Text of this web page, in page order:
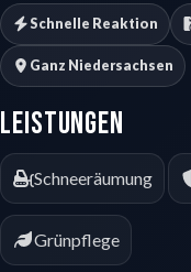
Schnelle Reaktion
Ganz Niedersachsen
Leistungen
Schneeräumung
Grünpflege